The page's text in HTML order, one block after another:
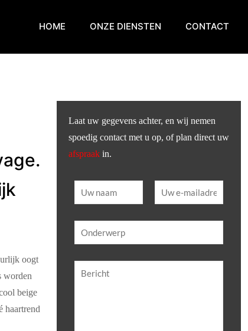
HOME ONZE DIENSTEN CONTACT
oogt
worden
beige
haartrend
Laat uw gegevens achter, en wij nemen
spoedig contact met u op, of plan direct uw
afspraak in.